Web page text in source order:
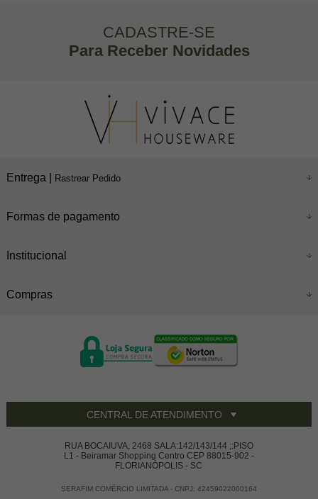
CADASTRE-SE
Para Receber Novidades
Entrega | Rastrear Pedido
Formas de pagamento
Institucional
Compras
CENTRAL DE ATENDIMENTO
RUA BOCAIUVA, 2468 SALA:142/143/144 ;:PISO
L1 - Beiramar Shopping Centro CEP 88015-902 -
FLORIANÓPOLIS - SC
SERAFIM COMÉRCIO LIMITADA - CNPJ: 42459022000164